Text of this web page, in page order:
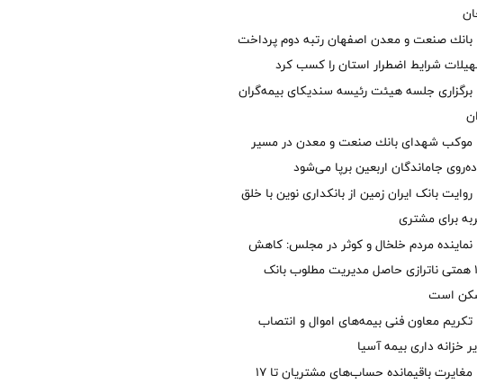
بانك صنعت و معدن اصفهان رتبه دوم پرداخت
شرایط اضطرار استان را كسب كرد
برگزاری جلسه هیئت رئیسه سندیکای بیمه‌گران
موكب شهدای بانك صنعت و معدن در مسیر
جاماندگان اربعین برپا می‌شود
روایت بانک ایران زمین از بانکداری نوین با خلق
برای مشتری
نماینده مردم خلخال و کوثر در مجلس: کاهش
۱۰۰ همتی ناترازی حاصل مدیریت مطلوب بانک
است
تکریم معاون فنی بیمه‌های اموال و انتصاب
خزانه داری بیمه آسیا
مغایرت‌ باقیمانده حساب‌های مشتریان تا ۱۷